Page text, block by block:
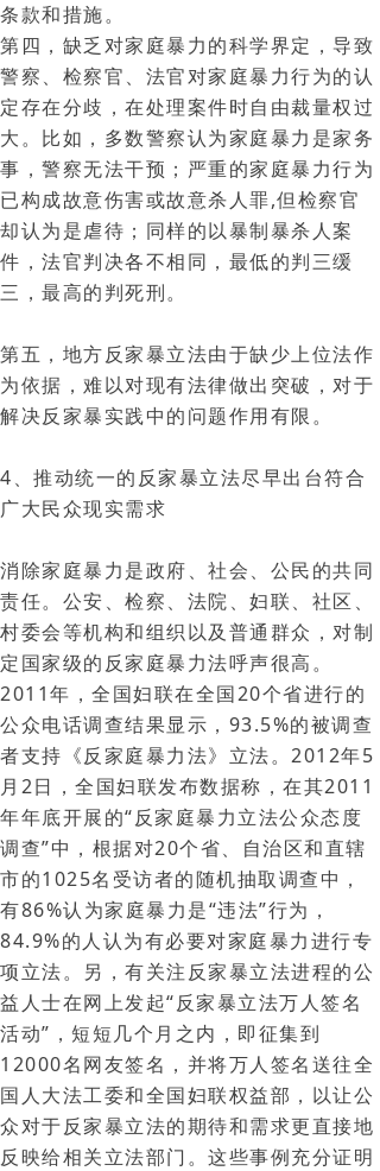
条款和措施。
第四，缺乏对家庭暴力的科学界定，导致
警察、检察官、法官对家庭暴力行为的认
定存在分歧，在处理案件时自由裁量权过
大。比如，多数警察认为家庭暴力是家务
事，警察无法干预；严重的家庭暴力行为
已构成故意伤害或故意杀人罪,但检察官
却认为是虐待；同样的以暴制暴杀人案
件，法官判决各不相同，最低的判三缓
三，最高的判死刑。
第五，地方反家暴立法由于缺少上位法作
为依据，难以对现有法律做出突破，对于
解决反家暴实践中的问题作用有限。
4、推动统一的反家暴立法尽早出台符合
广大民众现实需求
消除家庭暴力是政府、社会、公民的共同
责任。公安、检察、法院、妇联、社区、
村委会等机构和组织以及普通群众，对制
定国家级的反家庭暴力法呼声很高。
2011年，全国妇联在全国20个省进行的
公众电话调查结果显示，93.5%的被调查
者支持《反家庭暴力法》立法。2012年5
月2日，全国妇联发布数据称，在其2011
年年底开展的“反家庭暴力立法公众态度
调查”中，根据对20个省、自治区和直辖
市的1025名受访者的随机抽取调查中，
有86%认为家庭暴力是“违法”行为，
84.9%的人认为有必要对家庭暴力进行专
项立法。另，有关注反家暴立法进程的公
益人士在网上发起“反家暴立法万人签名
活动”，短短几个月之内，即征集到
12000名网友签名，并将万人签名送往全
国人大法工委和全国妇联权益部，以让公
众对于反家暴立法的期待和需求更直接地
反映给相关立法部门。这些事例充分证明